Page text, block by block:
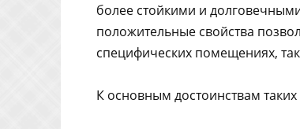
более стойкими и
положительные свойства
специфических помещениях,
К основным достоинствам